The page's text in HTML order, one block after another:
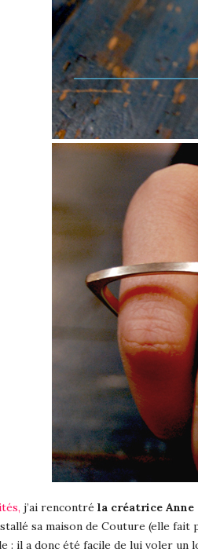
j’ai rencontré la créatrice Anne
sa maison de Couture (elle
: il a donc été facile de lui voler un